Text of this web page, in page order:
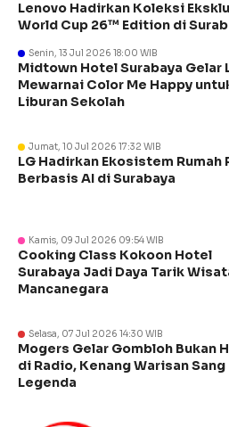
Lenovo Hadirkan Koleksi
World Cup 26™ Edition di
Senin, 13 Jul 2026 18:00 WIB
Midtown Hotel Surabaya Gelar
Mewarnai Color Me Happy
Liburan Sekolah
Jumat, 10 Jul 2026 17:32 WIB
LG Hadirkan Ekosistem Rumah
Berbasis AI di Surabaya
Kamis, 09 Jul 2026 09:54 WIB
Cooking Class Kokoon Hotel
Surabaya Jadi Daya Tarik
Mancanegara
Selasa, 07 Jul 2026 14:30 WIB
Mogers Gelar Gombloh Bukan
di Radio, Kenang Warisan Sang
Legenda